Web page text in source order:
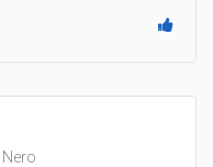
Nero